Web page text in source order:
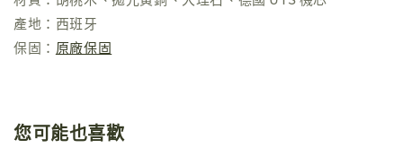
產地：西班牙
保固： 原廠保固
您可能也喜歡